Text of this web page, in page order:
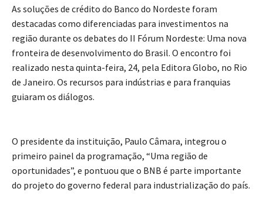
As soluções de crédito do Banco do Nordeste foram
destacadas como diferenciadas para investimentos na
região durante os debates do II Fórum Nordeste: Uma nova
fronteira de desenvolvimento do Brasil. O encontro foi
realizado nesta quinta-feira, 24, pela Editora Globo, no Rio
de Janeiro. Os recursos para indústrias e para franquias
guiaram os diálogos.
O presidente da instituição, Paulo Câmara, integrou o
primeiro painel da programação, “Uma região de
oportunidades”, e pontuou que o BNB é parte importante
do projeto do governo federal para industrialização do país.